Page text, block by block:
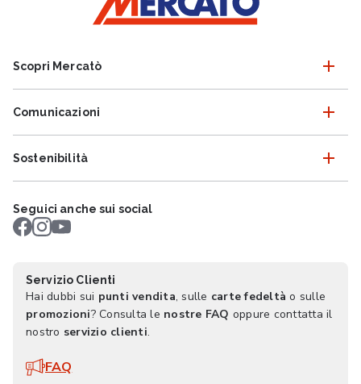
Scopri Mercatò
Comunicazioni
Sostenibilità
Seguici anche sui social
Servizio Clienti
Hai dubbi sui punti vendita, sulle carte fedeltà o sulle
promozioni? Consulta le nostre FAQ oppure conttatta il
nostro servizio clienti.
FAQ